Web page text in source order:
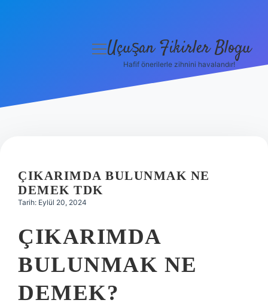
Hakkımızda
menüyü
Uçuşan Fikirler Blogu
Hafif önerilerle zihnini havalandır!
ÇIKARIMDA BULUNMAK NE
DEMEK TDK
Tarih: Eylül 20, 2024
ÇIKARIMDA
BULUNMAK NE
DEMEK?